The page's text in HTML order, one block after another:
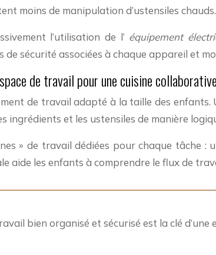
moins de manipulation d’ustensiles chauds.
l’utilisation de l’ équipement
de sécurité associées à chaque appareil et
de travail pour une cuisine collaborative
de travail adapté à la taille des
ingrédients et les ustensiles de manière
» de travail dédiées pour chaque tâche
aide les enfants à comprendre le flux de
bien organisé et sécurisé est la clé